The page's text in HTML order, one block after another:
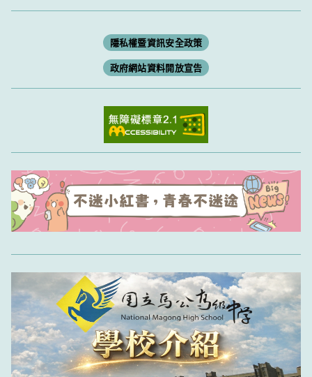
隱私權暨資訊安全政策
政府網站資料開放宣告